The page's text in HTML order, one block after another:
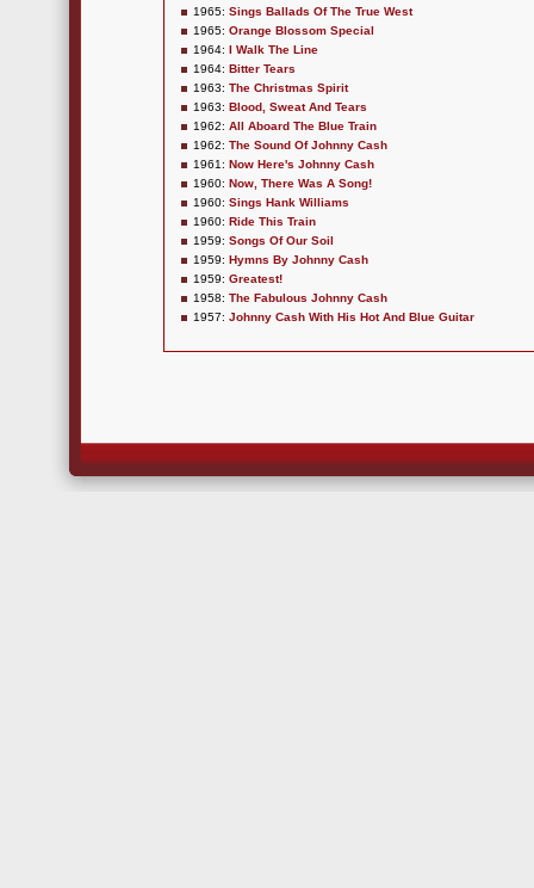
1965: Sings Ballads Of The True West
1965: Orange Blossom Special
1964: I Walk The Line
1964: Bitter Tears
1963: The Christmas Spirit
1963: Blood, Sweat And Tears
1962: All Aboard The Blue Train
1962: The Sound Of Johnny Cash
1961: Now Here's Johnny Cash
1960: Now, There Was A Song!
1960: Sings Hank Williams
1960: Ride This Train
1959: Songs Of Our Soil
1959: Hymns By Johnny Cash
1959: Greatest!
1958: The Fabulous Johnny Cash
1957: Johnny Cash With His Hot And Blue Guitar